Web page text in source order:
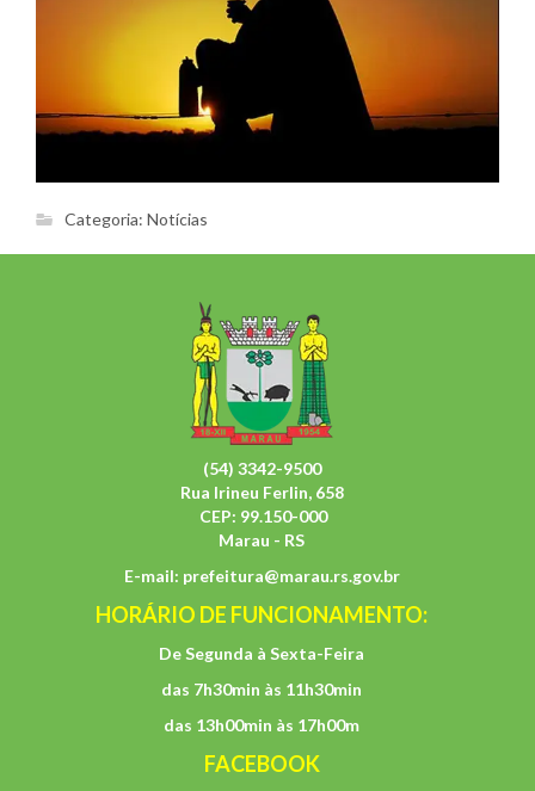
Categoria: Notícias
(54) 3342-9500
Rua Irineu Ferlin, 658
CEP: 99.150-000
Marau - RS
E-mail: prefeitura@marau.rs.gov.br
HORÁRIO DE FUNCIONAMENTO:
De Segunda à Sexta-Feira
das 7h30min às 11h30min
das 13h00min às 17h00m
FACEBOOK